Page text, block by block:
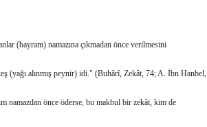
(bayram) namazına çıkmadan önce verilmesini
(yağı alınmış peynir) idi." (Buhârî, Zekât, 74; A. İbn Hanbel,
namazdan önce öderse, bu makbul bir zekât, kim de